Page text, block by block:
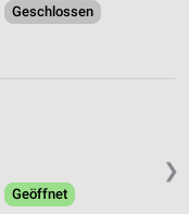
Geschlossen
❯
Geöffnet